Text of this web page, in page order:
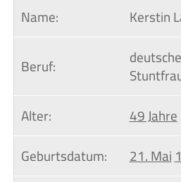
Name:
Kerstin
Beruf:
Alter:
49 Jahre
Geburtsdatum:
21. Mai